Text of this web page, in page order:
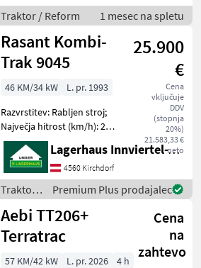
Traktor / Reform 1 mesec na spletu
Rasant Kombi-
Trak 9045
25.900
€
Cena
vključuje
DDV
(stopnja
20%)
21.583,33 €
neto
46 KM/34 kW
L. pr. 1993
Razvrstitev: Rabljen stroj;
Največja hitrost (km/h): 29;
Vrsta menjalnika: Ročni;
Hidravlični bočni pomik: Da;
Druge značilnosti stroja: Na
voljo je račun od 8000€.
Lagerhaus Innviertel-Traunviertel-Urfahr eGen, Kirchdorf
4560 Kirchdorf
Traktor /
Rasant
Premium Plus prodajalec
Aebi TT206+
Terratrac
Cena
na
zahtevo
57 KM/42 kW L. pr. 2026
4 h